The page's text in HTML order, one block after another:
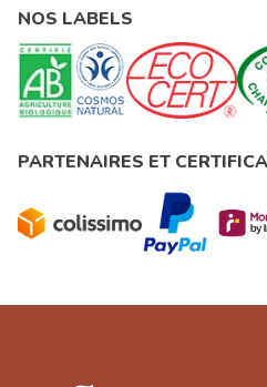
NOS LABELS
PARTENAIRES ET